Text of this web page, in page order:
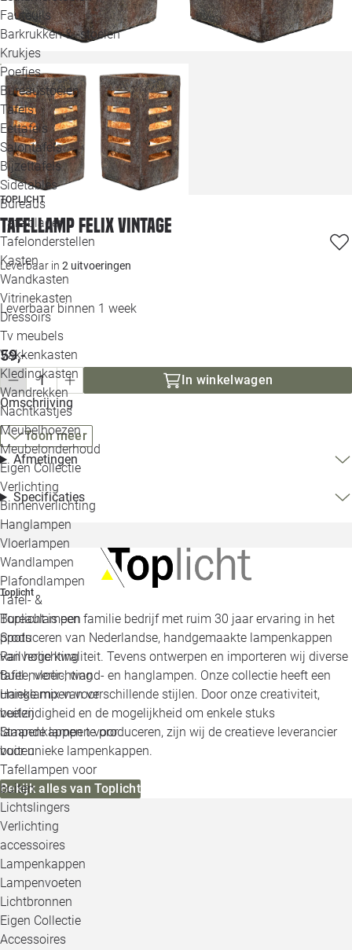
Fauteuils
Barkrukken & -stoelen
Krukjes
Poefjes
Bureaustoelen
Tafels
Eettafels
Salontafels
Bijzettafels
Sidetables
Bureaus
Tafelbladen
Tafelonderstellen
Kasten
Wandkasten
Vitrinekasten
Dressoirs
Tv meubels
Vakkenkasten
Kledingkasten
Wandrekken
Nachtkastjes
Meubelhoezen
Meubelonderhoud
Eigen Collectie
Verlichting
Binnenverlichting
Hanglampen
Vloerlampen
Wandlampen
Plafondlampen
Tafel- &
Bureaulampen
Spots
Railverlichting
Buitenverlichting
Hanglampen voor
buiten
Staande lampen voor
buiten
Tafellampen voor
buiten
Lichtslingers
Verlichting
accessoires
Lampenkappen
Lampenvoeten
Lichtbronnen
Eigen Collectie
Accessoires
Alle
TOPLICHT
Tafellamp Felix Vintage
Leverbaar in 2 uitvoeringen
Leverbaar binnen 1 week
59,-
In winkelwagen
Omschrijving
Toon meer
Afmetingen
Specificaties
Toplicht
Toplicht is een familie bedrijf met ruim 30 jaar ervaring in het
produceren van Nederlandse, handgemaakte lampenkappen
van hoge kwaliteit. Tevens ontwerpen en importeren wij diverse
tafel-, vloer-, wand- en hanglampen. Onze collectie heeft een
unieke mix van verschillende stijlen. Door onze creativiteit,
veelzijdigheid en de mogelijkheid om enkele stuks
lampenkappen te produceren, zijn wij de creatieve leverancier
voor unieke lampenkappen.
Bekijk alles van Toplicht